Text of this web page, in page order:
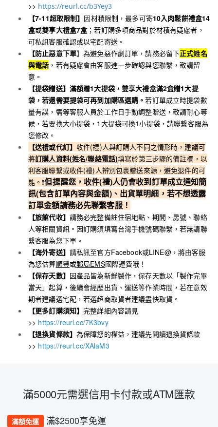
>> https://reurl.cc/b3Yey3
【7-11超取限制】 因材積限制，最多可寄10入肉鬆餅禮盒14
盒或雙享大禮盒7盒；若訂購多項商品對於材積有疑慮者，
可私訊客服確認或以宅配寄送。
【防止惡意下單】為避免惡作劇訂單，請務必留下正式姓名
與電話 ，若有疑慮會由客服進一步確認與您聯繫，敬請留
意。
【提袋贈送】 滿額贈1大提袋， 雙享大禮盒滿2盒贈1大提
袋，若還需要提袋可再到加購區選購 。若訂單成立時提袋數
量有誤，需等客服人員於工作日手動調整贈送，敬請耐心等
候，若要換大小提袋，1大提袋可換1小提袋，請聯繫客服為
您修改。
【送禮或代訂】 收件(禮)人與訂購人不同之情形時，建議可
將訂購人資料(姓名/聯絡電話)填寫於第三步驟的備註欄，以
利客服聯繫或收件(禮)人辨別包裹贈送來源，避免退件的可
能。❗️但提醒您，收件(禮)人仍會收到訂單成立通知簡
訊(包含訂單內容與金額)、出貨單明細，若不想透露
訂單金額請務必先聯繫客服！
【旅館代收】 請務必完整備註住宿地點、期間、房號、聯絡
人等相關資訊。因訂購須填寫台灣手機號碼聯繫，若無請聯
繫客服為您下單。
【海外寄送】 請私訊至官方Facebook或LINE@，將由客服
為您估算順豐或郵局EMS國際運費哦！
【保存天數】 因產品皆為新鮮製作，保存天數以「製作完畢
當天」起算，後續會經歷出貨、運送等作業時間，若在意效
期者建議選宅配，若選超商取貨者建議盡快取貨。
【更多訂購須知】完整詳細內容請見
>> https://reurl.cc/7K3bvy
【退換貨條款】 為保障您的權益，建議先閱讀退換貨條款
>> https://reurl.cc/XAlaM3
滿5000元需選信用卡付款或ATM匯款
滿額免運 滿$2500享免運